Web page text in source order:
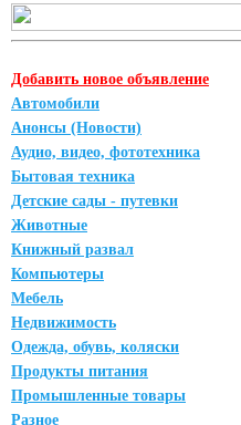
Добавить новое объявление
Автомобили
Анонсы (Новости)
Аудио, видео, фототехника
Бытовая техника
Детские сады - путевки
Животные
Книжный развал
Компьютеры
Мебель
Недвижимость
Одежда, обувь, коляски
Продукты питания
Промышленные товары
Разное